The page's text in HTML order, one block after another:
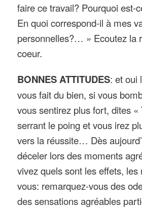
faire ce travail? Pourquoi est-
En quoi correspond-il à mes
personnelles?… » Ecoutez la
coeur.
BONNES ATTITUDES: et oui
vous fait du bien, si vous
vous sentirez plus fort, dites «
serrant le poing et vous irez
vers la réussite… Dès
déceler lors des moments
vivez quels sont les effets, les
vous: remarquez-vous des
des sensations agréables